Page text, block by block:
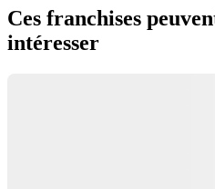
Ces franchises
intéresser